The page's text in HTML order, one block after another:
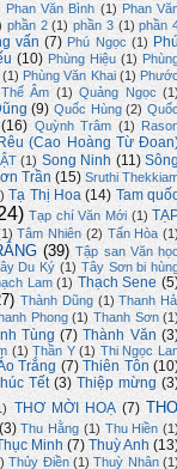
Phan Văn Bình (1) Phan
phần 2 (1) phần 3 (1) phần
vấn (7) Phú Ngọc (1)
(10) Phùng Hiệu (1)
(1) Phùng Văn Khai (1)
Âm (1) Quảng Ngọc
(9) Quốc Hùng (2)
(16) Quỳnh Trâm (1)
Rêu (Cao Hoàng Từ
(1) Song Ninh (11)
Trần (15) Sruthi
Tạ Thị Hoa (14) Tam
Tạp chí Văn Mới (1)
Tâm Nhiên (2) Tấn Hòa
(39) Tập san Văn
Du Ký (1) Tây Sơn bi
Lam (1) Thạch Sene
Thành Dũng (1) Thanh
Phong (1) Thanh Sơn
Tùng (7) Thành Văn
(1) Thần Y (1) Thi Ngọc
Trắng (7) Thiên Tôn
Tết (3) Thiệp mừng
THƠ MỜI HOẠ (7)
(3) Thu Hằng (1) Thu Hiền
Minh (7) Thuỳ Anh
Thủy Điền (1) Thuỳ Nhân